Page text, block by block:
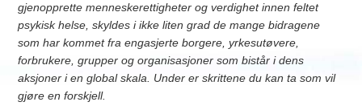
gjenopprette menneskerettigheter og verdighet innen feltet
psykisk helse, skyldes i ikke liten grad de mange bidragene
som har kommet fra engasjerte borgere, yrkesutøvere,
forbrukere, grupper og organisasjoner som bistår i dens
aksjoner i en global skala. Under er skrittene du kan ta som vil
gjøre en forskjell.